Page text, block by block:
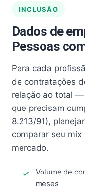
INCLUSÃO
Dados de
Pessoas
Para cada
de contratações
relação ao total —
que precisam
8.213/91),
comparar seu
mercado.
Volume de
meses